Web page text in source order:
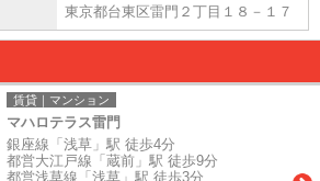
東京都台東区雷門２丁目１８－１７
賃貸｜マンション
マハロテラス雷門
銀座線「浅草」駅 徒歩4分
都営大江戸線「蔵前」駅 徒歩9分
都営浅草線「浅草」駅 徒歩3分